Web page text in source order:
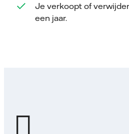
Je verkoopt of
een jaar.